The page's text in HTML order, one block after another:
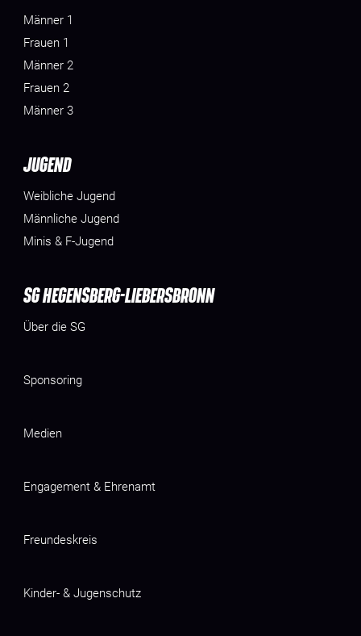
Männer 1
Frauen 1
Männer 2
Frauen 2
Männer 3
JUGEND
Weibliche Jugend
Männliche Jugend
Minis & F-Jugend
SG HEGENSBERG-LIEBERSBRONN
Über die SG
Sponsoring
Medien
Engagement & Ehrenamt
Freundeskreis
Kinder- & Jugenschutz